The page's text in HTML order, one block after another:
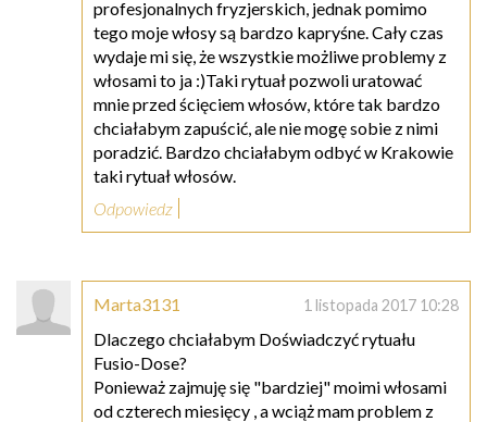
profesjonalnych fryzjerskich, jednak pomimo
tego moje włosy są bardzo kapryśne. Cały czas
wydaje mi się, że wszystkie możliwe problemy z
włosami to ja :)Taki rytuał pozwoli uratować
mnie przed ścięciem włosów, które tak bardzo
chciałabym zapuścić, ale nie mogę sobie z nimi
poradzić. Bardzo chciałabym odbyć w Krakowie
taki rytuał włosów.
Odpowiedz
Marta3131 1 listopada 2017 10:28
Dlaczego chciałabym Doświadczyć rytuału
Fusio-Dose?
Ponieważ zajmuję się "bardziej" moimi włosami
od czterech miesięcy , a wciąż mam problem z